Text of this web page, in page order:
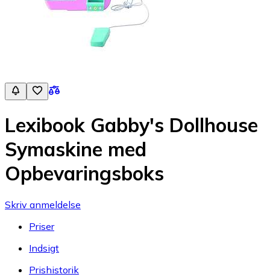
Lexibook Gabby's Dollhouse
Symaskine med
Opbevaringsboks
Skriv anmeldelse
Priser
Indsigt
Prishistorik